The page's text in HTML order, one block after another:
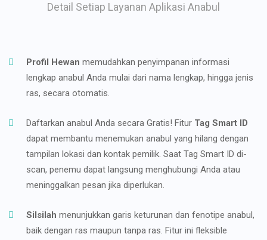
Detail Setiap Layanan Aplikasi Anabul
Profil Hewan memudahkan penyimpanan informasi
lengkap anabul Anda mulai dari nama lengkap, hingga jenis
ras, secara otomatis.
Daftarkan anabul Anda secara Gratis! Fitur Tag Smart ID
dapat membantu menemukan anabul yang hilang dengan
tampilan lokasi dan kontak pemilik. Saat Tag Smart ID di-
scan, penemu dapat langsung menghubungi Anda atau
meninggalkan pesan jika diperlukan.
Silsilah menunjukkan garis keturunan dan fenotipe anabul,
baik dengan ras maupun tanpa ras. Fitur ini fleksible